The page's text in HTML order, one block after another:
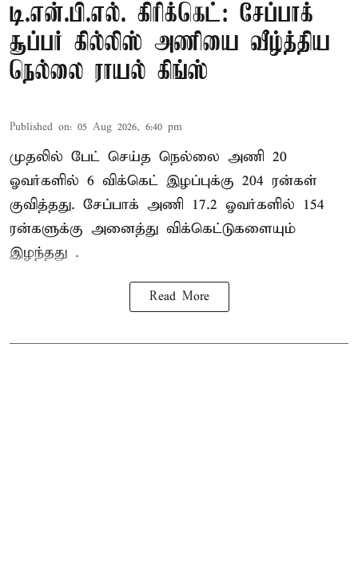
டி.என்.பி.எல். கிரிக்கெட்: சேப்பாக்
சூப்பர் கில்லிஸ் அணியை வீழ்த்திய
நெல்லை ராயல் கிங்ஸ்
Published on: 05 Aug 2026, 6:40 pm
முதலில் பேட் செய்த நெல்லை அணி 20
ஓவர்களில் 6 விக்கெட் இழப்புக்கு 204 ரன்கள்
குவித்தது. சேப்பாக் அணி 17.2 ஓவர்களில் 154
ரன்களுக்கு அனைத்து விக்கெட்டுகளையும்
இழந்தது .
Read More